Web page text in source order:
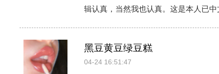
辑认真，当然我也认真。这是本人已
黑豆黄豆绿豆糕
04-24 16:51:47